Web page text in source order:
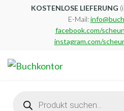
KOSTENLOSE LIEFERUNG
E-Mail:
facebook.com/
instagram.com/
search